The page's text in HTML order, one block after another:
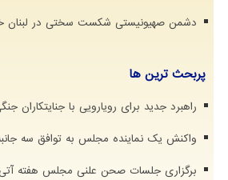
دشمن صهیونیستی شکست سختی در لبنان
پربحث ترین ها
راهبرد جدید برای رویارویی با جنایتکاران
واکنش یک نماینده مجلس به توافق سه
برگزاری جلسات صحن علنی مجلس هفته